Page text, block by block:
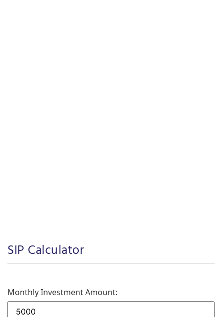
SIP Calculator
Monthly Investment Amount: